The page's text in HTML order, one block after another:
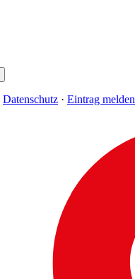
Datenschutz · Eintrag melden